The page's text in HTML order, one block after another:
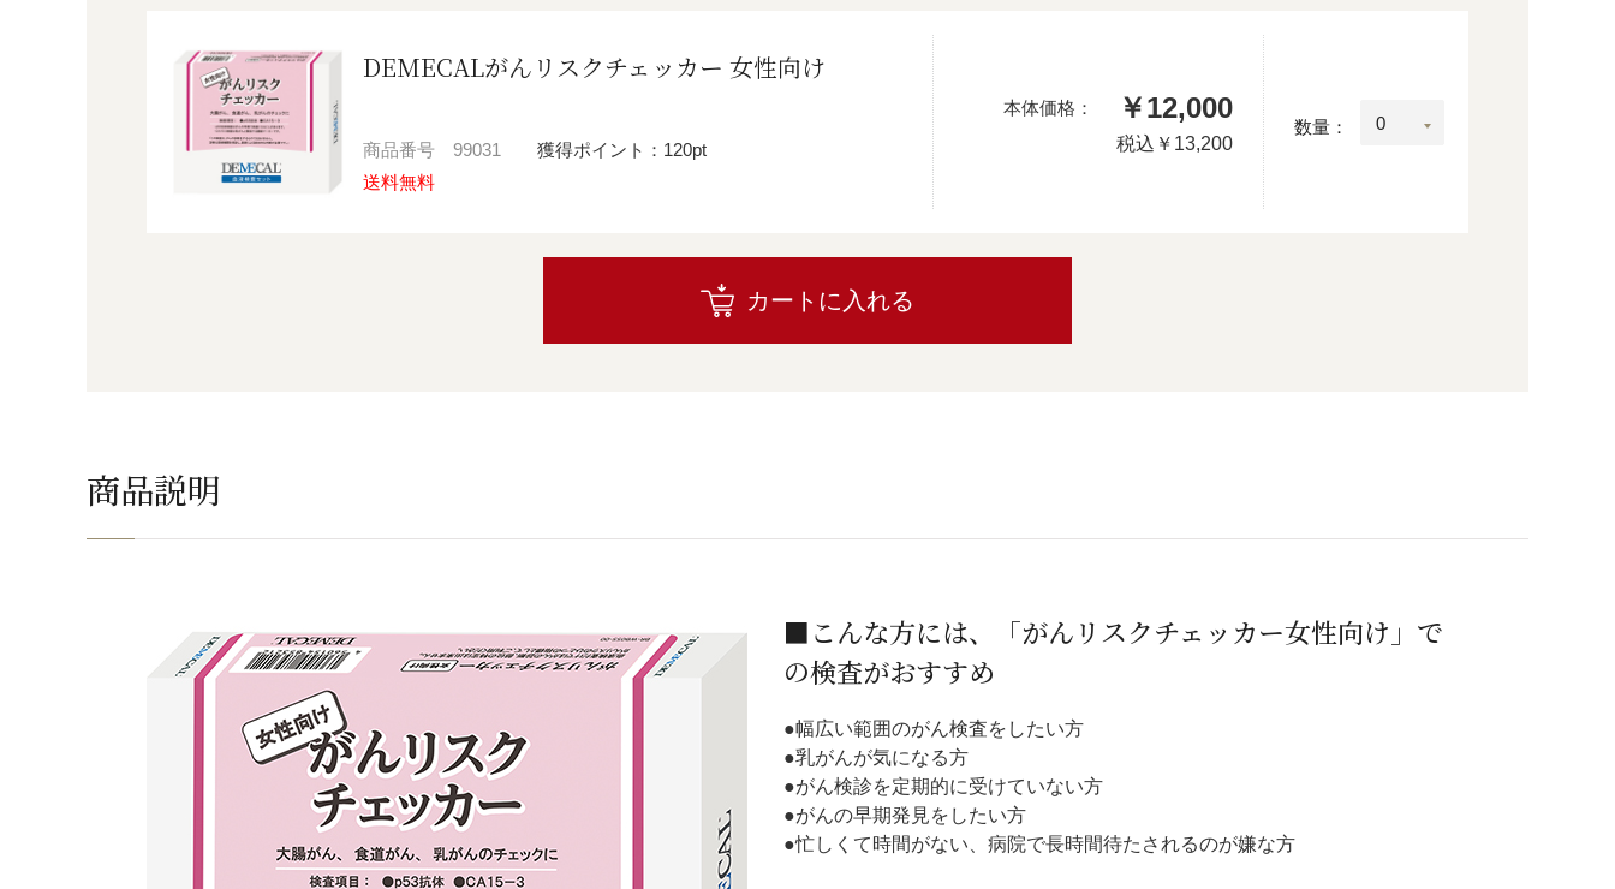
DEMECALがんリスクチェッカー 女性向け
商品番号 99031
獲得ポイント：120pt
送料無料
本体価格： ￥12,000
税込 ￥13,200
数量：
カートに入れる
商品説明
■こんな方には、「がんリスクチェッカー女性向け」で
の検査がおすすめ
●幅広い範囲のがん検査をしたい方
●乳がんが気になる方
●がん検診を定期的に受けていない方
●がんの早期発見をしたい方
●忙しくて時間がない、病院で長時間待たされるのが嫌な方